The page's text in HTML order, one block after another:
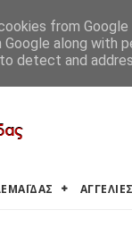
from
Google along with
detect and